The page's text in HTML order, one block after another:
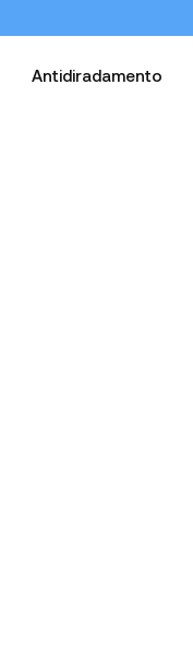
Antidiradamento